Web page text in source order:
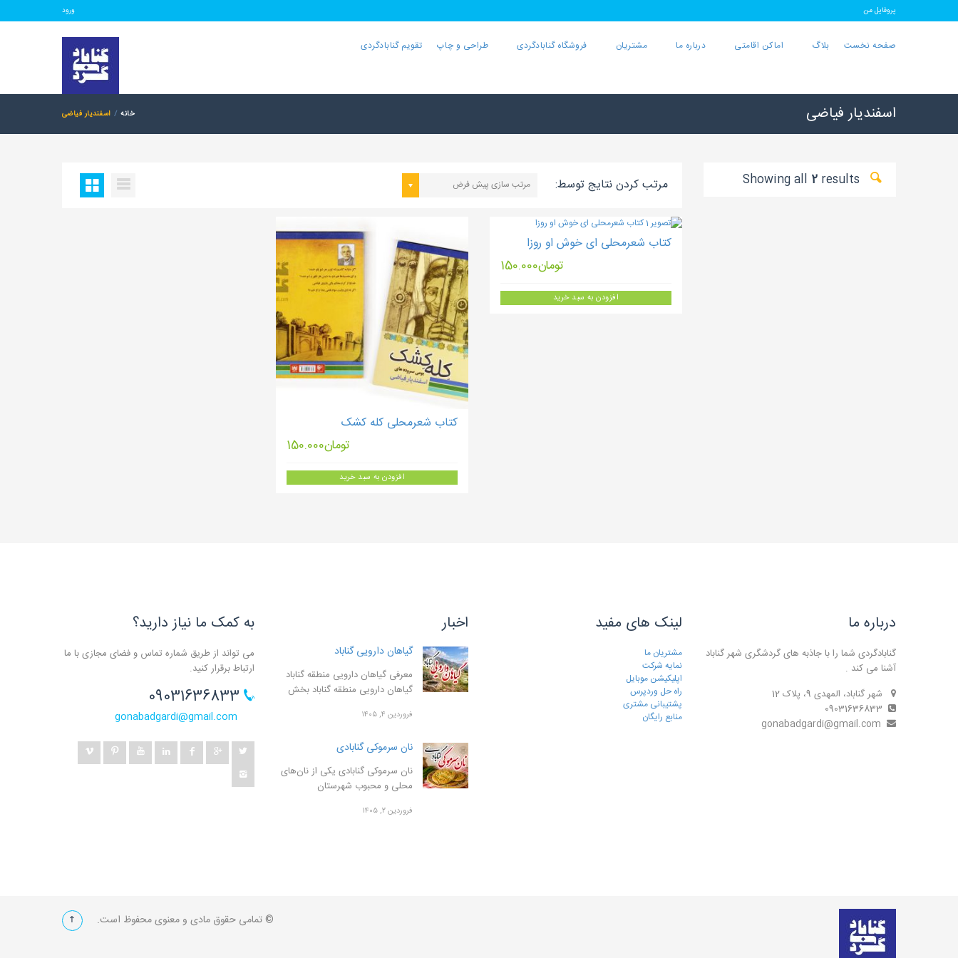
پروفایل من ورود
صفحه نخست بلاگ اماکن اقامتی درباره ما مشتریان فروشگاه گنابادگردی طراحی و چاپ تقویم گنابادگردی
اسفندیار فیاضی خانه اسفندیار فیاضی
مرتب کردن نتایج توسط: مرتب سازی پیش فرض
کتاب شعرمحلی ای خوش او روزا
تومان150.000
افزودن به سبد خرید
کتاب شعرمحلی کله کشک
تومان150.000
افزودن به سبد خرید
2 results
درباره ما
گنابادگردی شما را با جاذبه های گردشگری شهر گناباد
آشنا می کند .
شهر گناباد، المهدی 9، پلاک 12
لینک های مفید
مشتریان ما
نمایه شرکت
اپلیکیشن موبایل
راه حل وردپرس
پشتیبانی مشتری
منابع رایگان
اخبار
گیاهان دارویی گناباد
معرفی گیاهان دارویی منطقه گناباد
گیاهان دارویی منطقه گناباد بخش
فروردین ۴, ۱۴۰۵
نان سرموکی گنابادی
نان سرموکی گنابادی یکی از نان‌های
محلی و محبوب شهرستان
فروردین ۲, ۱۴۰۵
به کمک ما نیاز دارید؟
می تواند از طریق شماره تماس و فضای مجازی با ما
ارتباط برقرار کنید.
gonabadgardi@gmail.com
© تمامی حقوق مادی و معنوی محفوظ است.